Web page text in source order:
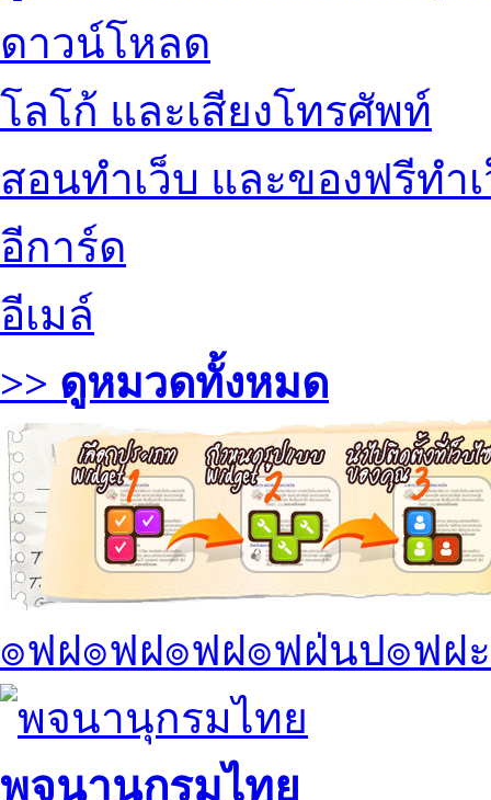
ดาวน์โหลด
โลโก้ และเสียงโทรศัพท์
สอนทำเว็บ และของฟรีทำ
อีการ์ด
อีเมล์
>> ดูหมวดทั้งหมด
๏ฟฝ๏ฟฝ๏ฟฝ๏ฟฝ่นป๏ฟฝ
พจนานุกรมไทย